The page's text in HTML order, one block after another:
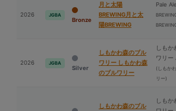
2026 JGBA
Bronze
⽉と太陽
BREWING⽉と太
陽BREWING
Pale Ale
2026 JGBA
Silver
しもかわ森のブル
ワリー しもかわ森
のブルワリー
しもか
ワリー
(しもか
リー)
しもかわ森のブル
しもか